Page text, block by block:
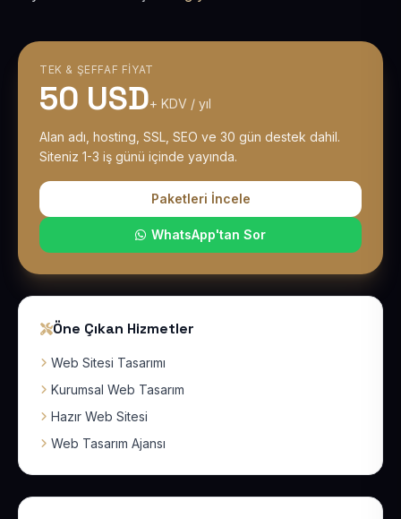
TEK & ŞEFFAF FIYAT
50 USD+ KDV / yıl
Alan adı, hosting, SSL, SEO ve 30 gün destek dahil.
Siteniz 1-3 iş günü içinde yayında.
Paketleri İncele
WhatsApp'tan Sor
Öne Çıkan Hizmetler
Web Sitesi Tasarımı
Kurumsal Web Tasarım
Hazır Web Sitesi
Web Tasarım Ajansı